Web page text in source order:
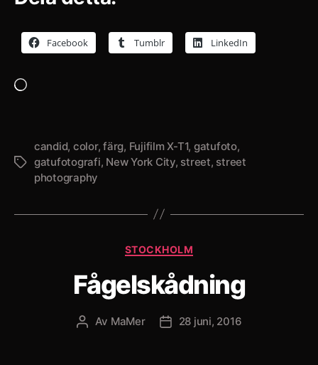
Facebook Tumblr LinkedIn
Etiketter
candid, color,färg, Fujifilm X-T1, gatufoto,
gatufotografi, New York City, street, street
photography
Kategorier
STOCKHOLM
Fågelskådning
Inläggsförfattare
Av MaMer Inläggsdatum
28 juni, 2016